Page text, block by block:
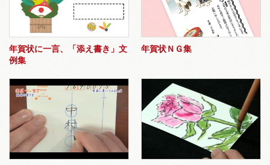
年賀状に一言、「添え書き」文
例集
年賀状ＮＧ集